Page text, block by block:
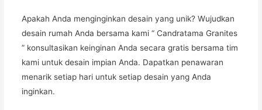
Apakah Anda menginginkan desain yang unik? Wujudkan
desain rumah Anda bersama kami “ Candratama Granites
” konsultasikan keinginan Anda secara gratis bersama tim
kami untuk desain impian Anda. Dapatkan penawaran
menarik setiap hari untuk setiap desain yang Anda
inginkan.